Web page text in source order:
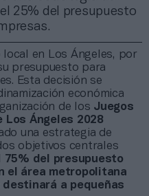
25% del presupuesto
local en Los Ángeles, por
presupuesto para
Esta decisión se
económica
de los Juegos
Los Ángeles 2028
una estrategia de
objetivos centrales
75% del presupuesto
el área metropolitana
destinará a pequeñas